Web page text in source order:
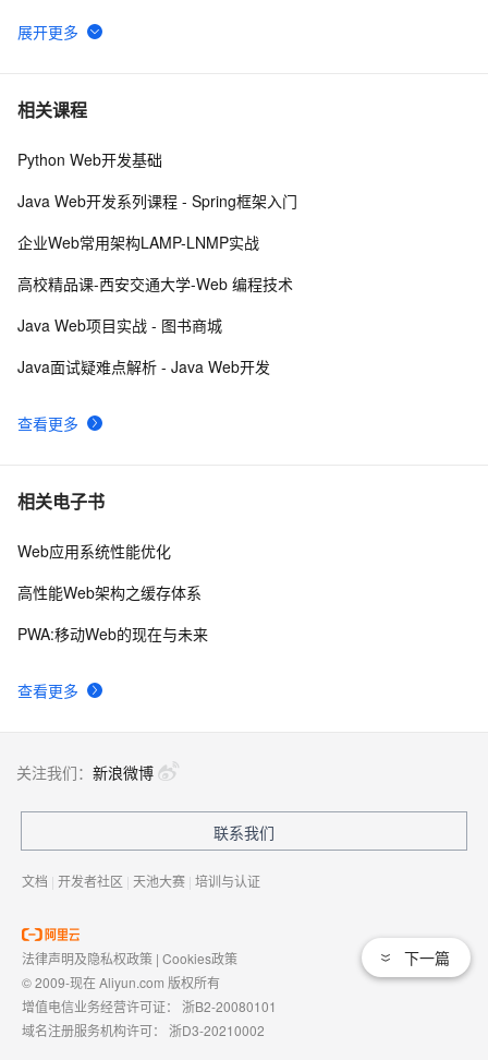
6 web自动化测试-playwright工具5分钟上手
7 Python：使用PyJWT实现JSON Web Tokens加密解密
8 针对 Android Web 应用程序的事件记录器
10Asp.Net Web API 2第十六课——Parameter Binding in
相关课程
查看更多
Python Web开发基础
Java Web开发系列课程 - Spring框架入门
企业Web常用架构LAMP-LNMP实战
高校精品课-西安交通大学-Web 编程技术
Java Web项目实战 - 图书商城
Java面试疑难点解析 - Java Web开发
相关电子书
查看更多
Web应用系统性能优化
高性能Web架构之缓存体系
PWA:移动Web的现在与未来
下一篇
关注我们： 新浪微博
联系我们
文档 | 开发者社区 | 天池大赛 | 培训与认证
法律声明及隐私权政策 | Cookies政策
© 2009-现在 Aliyun.com 版权所有
增值电信业务经营许可证： 浙B2-20080101
域名注册服务机构许可： 浙D3-20210002